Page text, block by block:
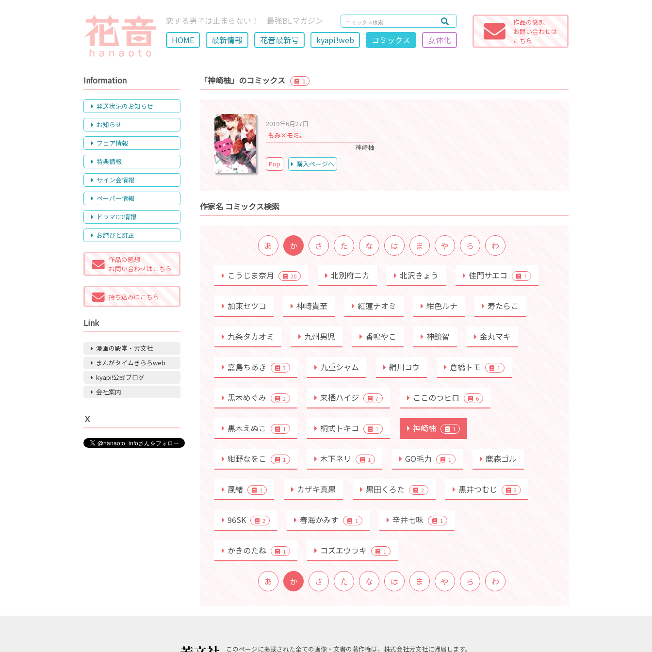
恋する男子は止まらない！ 最強BLマガジン
HOME
最新情報 花音最新号 kyapi!web コミックス 女体化
作品の感想
お問い合わせは
こちら
「神崎柚」のコミックス 1
2019年6月27日
もみ×モミ。
神崎柚
Pop
購入ページへ
作家名 コミックス検索
あ か さ た な は ま や ら わ
こうじま奈月 20 北別府ニカ 北沢きょう 佳門サエコ 7
加東セツコ 神崎貴至 紅蓮ナオミ 紺色ルナ 寿たらこ
九条タカオミ 九州男児 香鳴やこ 神鏡智 金丸マキ
嘉島ちあき 3 九重シャム 絹川コウ 倉橋トモ 1
黒木めぐみ 2 来栖ハイジ 7 ここのつヒロ 6
黒木えぬこ 1 桐式トキコ 1 神崎柚 1
紺野なをこ 1 木下ネリ 1 GO毛力 1 鹿森ゴル
風緒 1 カザキ真黒 黒田くろた 2 黒井つむじ 2
96SK 2 春海かみす 1 辛井七味 1
かきのたね 1 コズエウラキ 1
あ か さ た な は ま や ら わ
Information
発送状況のお知らせ
お知らせ
フェア情報
特典情報
サイン会情報
ペーパー情報
ドラマCD情報
お詫びと訂正
作品の感想
お問い合わせはこちら
持ち込みはこちら
Link
漫画の殿堂・芳文社
まんがタイムきららweb
kyapi!公式ブログ
会社案内
Ｘ
このページに掲載された全ての画像・文書の著作権は、株式会社芳文社に帰属します。